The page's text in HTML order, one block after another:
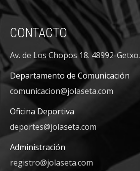
CONTACTO
Av. de Los Chopos 18. 48992-Getxo.
Departamento de Comunicación
comunicacion@jolaseta.com
Oficina Deportiva
deportes@jolaseta.com
Administración
registro@jolaseta.com